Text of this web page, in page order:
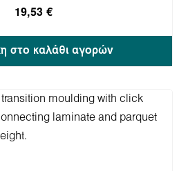
19,53 €
στο καλάθι αγορών